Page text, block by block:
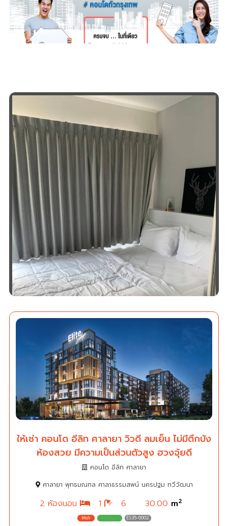
ให้เช่า คอนโด อีลิท ศาลายา วิวดี ลมเย็น ไม่มีตึกบัง
ห้องสวย มีความเป็นส่วนตัวสูง ฮวงจุ้ยดี
คอนโด อีลิท ศาลายา
ศาลายา พุทธมณฑล ศาลาธรรมสพน์ นครปฐม ทวีวัฒนา
2 ห้องนอน 1 6 30.00 m2
ES35-0002